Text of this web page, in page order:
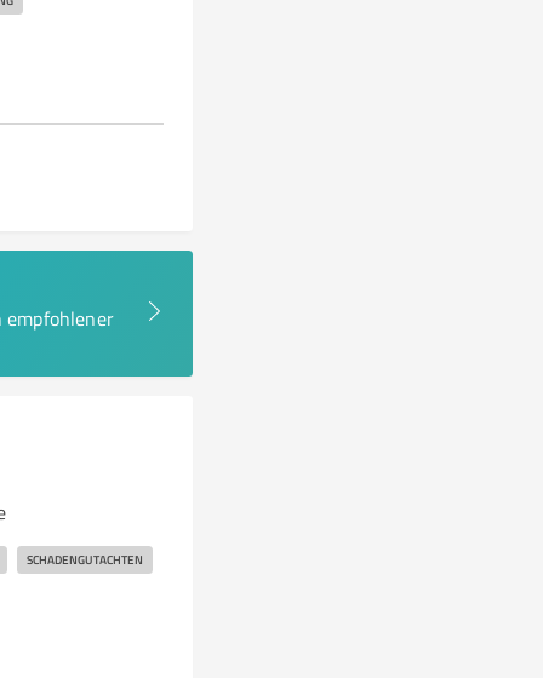
empfohlener
SCHADENGUTACHTEN